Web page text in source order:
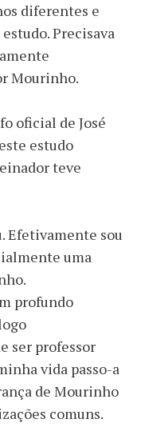
diferentes e
Precisava
Mourinho.
oficial de José
estudo
teve
Efetivamente sou
uma
profundo
ser professor
vida passo-a
de Mourinho
comuns.